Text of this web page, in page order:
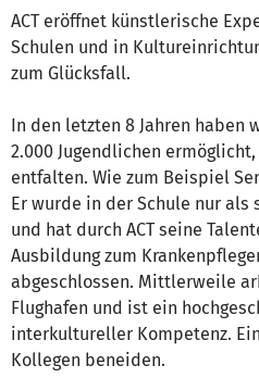
ACT eröffnet künstlerische
Schulen und in
zum Glücksfall.
In den letzten 8 Jahren haben
2.000 Jugendlichen
entfalten. Wie zum Beispiel
Er wurde in der Schule nur als
und hat durch ACT seine
Ausbildung zum
abgeschlossen. Mittlerweile
Flughafen und ist ein
interkultureller Kompetenz.
Kollegen beneiden.